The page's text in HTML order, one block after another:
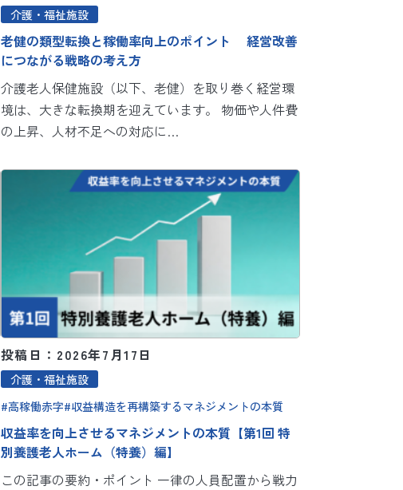
介護・福祉施設
老健の類型転換と稼働率向上のポイント 経営改善
につながる戦略の考え方
介護老人保健施設（以下、老健）を取り巻く経営環
境は、大きな転換期を迎えています。 物価や人件費
の上昇、人材不足への対応に…
投稿日：2026年7月17日
介護・福祉施設
高稼働赤字 収益構造を再構築するマネジメントの本質
収益率を向上させるマネジメントの本質【第1回 特
別養護老人ホーム（特養）編】
この記事の要約・ポイント 一律の人員配置から戦力